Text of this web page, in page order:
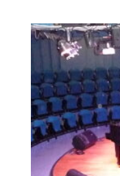
through
€8.00